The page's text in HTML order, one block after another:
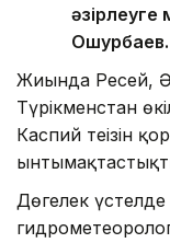
әзірлеуге
Ошурбаев.
Жиында Ресей,
Түрікменстан
Каспий теңізін
Дөңгелек үстелде